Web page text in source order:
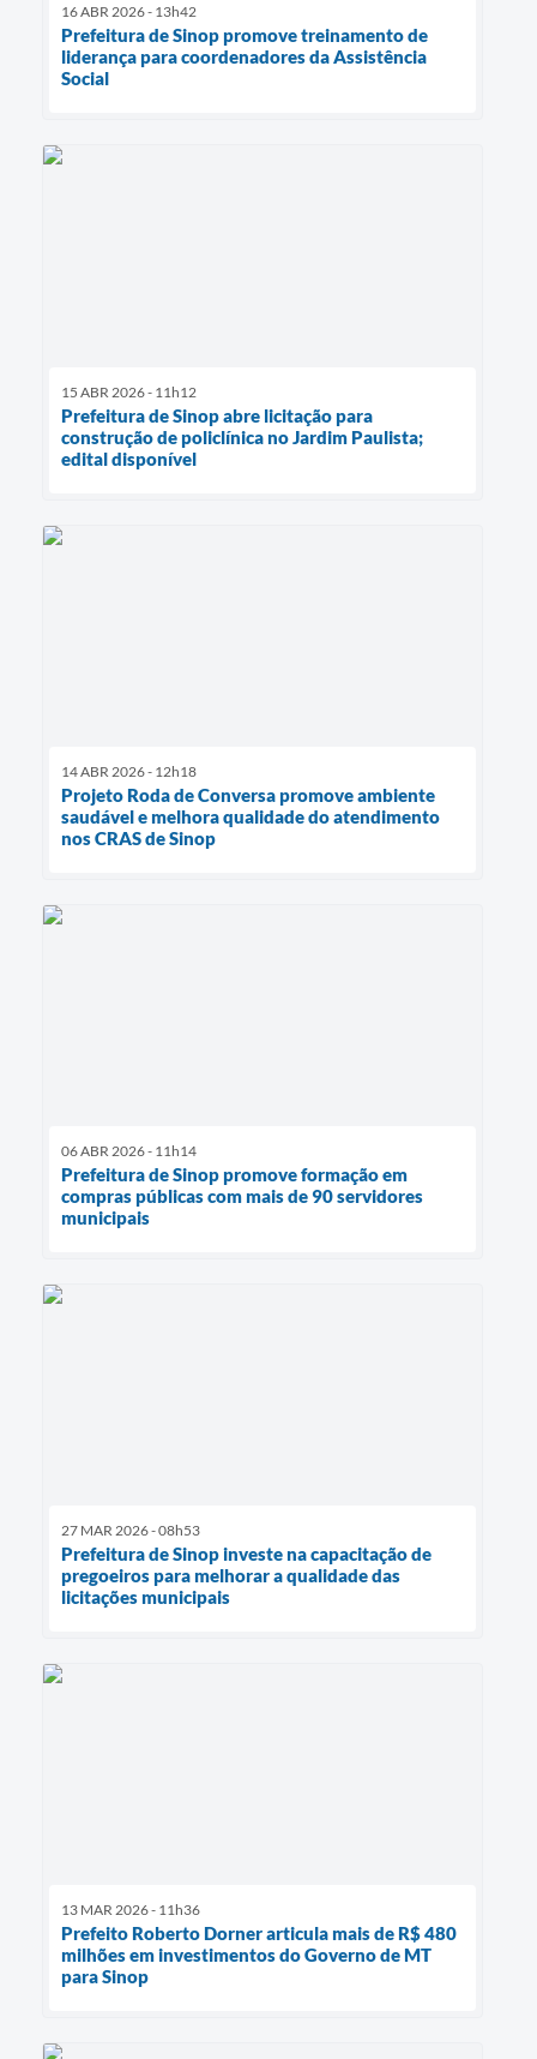
16 ABR 2026 - 13h42
Prefeitura de Sinop promove treinamento de
liderança para coordenadores da Assistência
Social
15 ABR 2026 - 11h12
Prefeitura de Sinop abre licitação para
construção de policlínica no Jardim Paulista;
edital disponível
14 ABR 2026 - 12h18
Projeto Roda de Conversa promove ambiente
saudável e melhora qualidade do atendimento
nos CRAS de Sinop
06 ABR 2026 - 11h14
Prefeitura de Sinop promove formação em
compras públicas com mais de 90 servidores
municipais
27 MAR 2026 - 08h53
Prefeitura de Sinop investe na capacitação de
pregoeiros para melhorar a qualidade das
licitações municipais
13 MAR 2026 - 11h36
Prefeito Roberto Dorner articula mais de R$ 480
milhões em investimentos do Governo de MT
para Sinop